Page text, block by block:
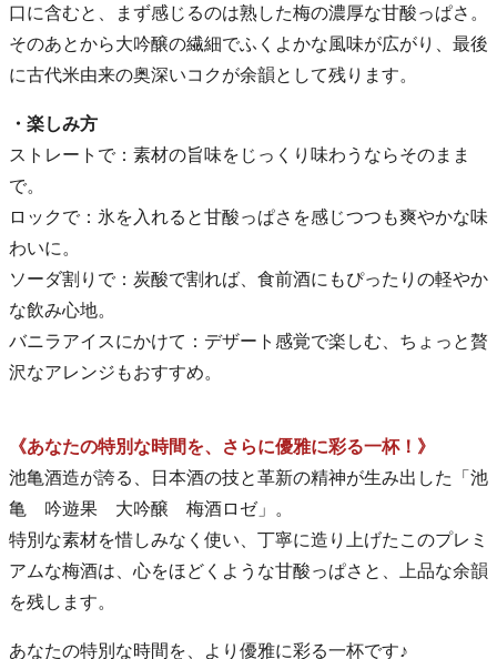
口に含むと、まず感じるのは熟した梅の濃厚な甘酸っぱさ。
そのあとから大吟醸の繊細でふくよかな風味が広がり、最後
に古代米由来の奥深いコクが余韻として残ります。
・楽しみ方
ストレートで：素材の旨味をじっくり味わうならそのまま
で。
ロックで：氷を入れると甘酸っぱさを感じつつも爽やかな味
わいに。
ソーダ割りで：炭酸で割れば、食前酒にもぴったりの軽やか
な飲み心地。
バニラアイスにかけて：デザート感覚で楽しむ、ちょっと贅
沢なアレンジもおすすめ。
《あなたの特別な時間を、さらに優雅に彩る一杯！》
池亀酒造が誇る、日本酒の技と革新の精神が生み出した「池
亀 吟遊果 大吟醸 梅酒ロゼ」。
特別な素材を惜しみなく使い、丁寧に造り上げたこのプレミ
アムな梅酒は、心をほどくような甘酸っぱさと、上品な余韻
を残します。
あなたの特別な時間を、より優雅に彩る一杯です♪